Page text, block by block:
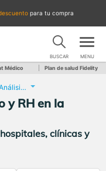
para tu compra
BUSCAR MENU
Médico Plan de salud Fidelity
Análisis de grupo sanguíneo y RH
y RH en la
clínicas y